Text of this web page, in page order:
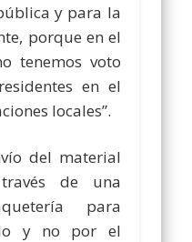
y para la
porque en el
tenemos voto
en el
locales”.
del material
de una
para
y no por el